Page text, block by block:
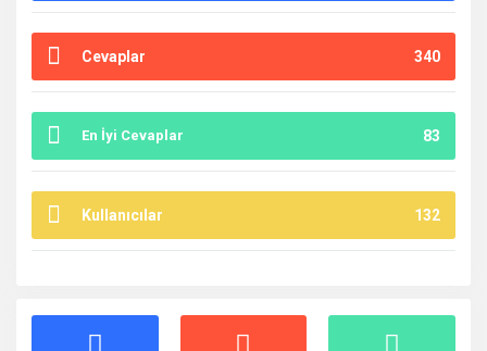
Cevaplar 340
En İyi Cevaplar 83
Kullanıcılar 132
İstatistikler